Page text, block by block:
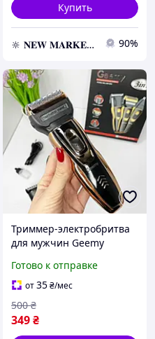
Купить
🔆 𝐍𝐄𝐖 𝐌𝐀𝐑𝐊𝐄𝐓 🔆 – Продукция премиум-класса от официального представителя! 90%
Триммер-электробритва
для мужчин Geemy
волос на голове, усов и
бороды
Готово к отправке
от35₴/мес
349₴
500 ₴